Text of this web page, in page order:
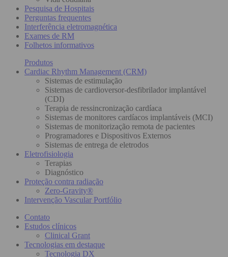
Pesquisa de Hospitais
Perguntas frequentes
Interferência eletromagnética
Exames de RM
Folhetos informativos
Produtos
Cardiac Rhythm Management (CRM)
Sistemas de estimulação
Sistemas de cardioversor-desfibrilador implantável
(CDI)
Terapia de ressincronização cardíaca
Sistemas de monitores cardíacos implantáveis (MCI)
Sistemas de monitorização remota de pacientes
Programadores e Dispositivos Externos
Sistemas de entrega de eletrodos
Eletrofisiologia
Terapias
Diagnóstico
Proteção contra radiação
Zero-Gravity®
Intervenção Vascular Portfólio
Contato
Estudos clínicos
Clinical Grant
Tecnologias em destaque
Tecnologia DX